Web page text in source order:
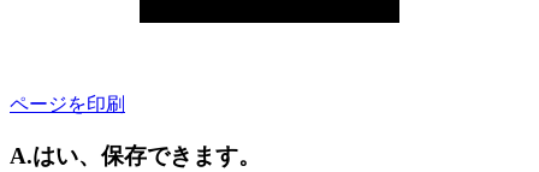
ページを印刷
A.はい、保存できます。